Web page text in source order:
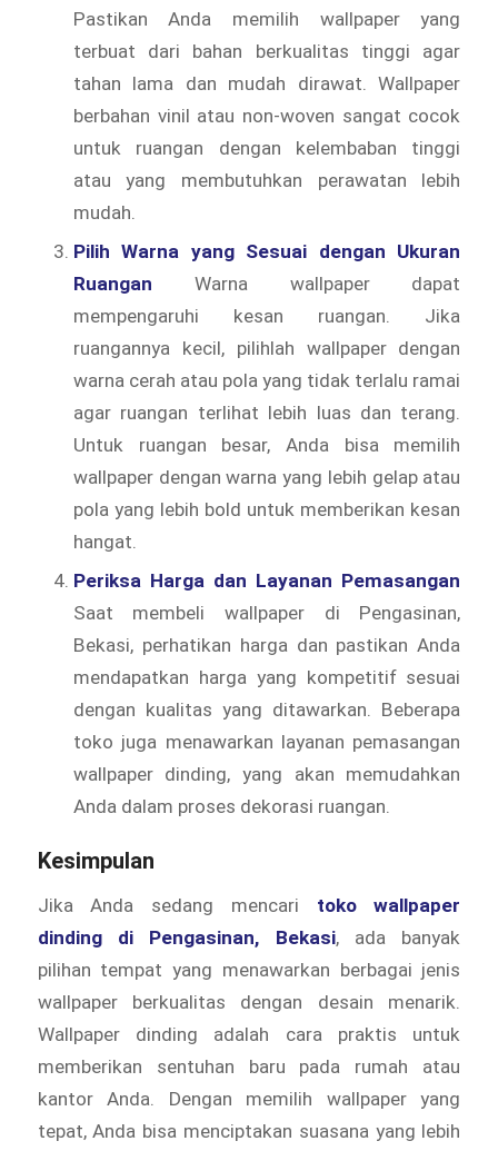
Pastikan Anda memilih wallpaper yang
terbuat dari bahan berkualitas tinggi agar
tahan lama dan mudah dirawat. Wallpaper
berbahan vinil atau non-woven sangat cocok
untuk ruangan dengan kelembaban tinggi
atau yang membutuhkan perawatan lebih
mudah.
Pilih Warna yang Sesuai dengan Ukuran
Ruangan Warna wallpaper dapat
mempengaruhi kesan ruangan. Jika
ruangannya kecil, pilihlah wallpaper dengan
warna cerah atau pola yang tidak terlalu ramai
agar ruangan terlihat lebih luas dan terang.
Untuk ruangan besar, Anda bisa memilih
wallpaper dengan warna yang lebih gelap atau
pola yang lebih bold untuk memberikan kesan
hangat.
Periksa Harga dan Layanan Pemasangan
Saat membeli wallpaper di Pengasinan,
Bekasi, perhatikan harga dan pastikan Anda
mendapatkan harga yang kompetitif sesuai
dengan kualitas yang ditawarkan. Beberapa
toko juga menawarkan layanan pemasangan
wallpaper dinding, yang akan memudahkan
Anda dalam proses dekorasi ruangan.
Kesimpulan
Jika Anda sedang mencari toko wallpaper
dinding di Pengasinan, Bekasi, ada banyak
pilihan tempat yang menawarkan berbagai jenis
wallpaper berkualitas dengan desain menarik.
Wallpaper dinding adalah cara praktis untuk
memberikan sentuhan baru pada rumah atau
kantor Anda. Dengan memilih wallpaper yang
tepat, Anda bisa menciptakan suasana yang lebih